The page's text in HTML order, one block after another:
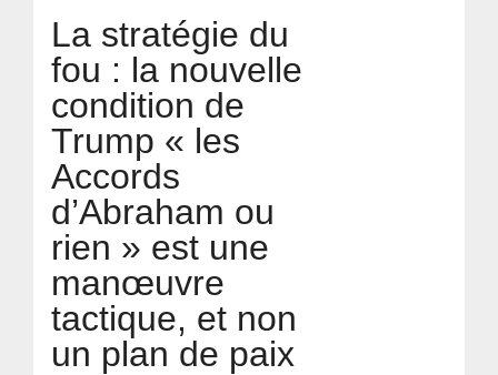
La stratégie du
fou : la nouvelle
condition de
Trump « les
Accords
d’Abraham ou
rien » est une
manœuvre
tactique, et non
un plan de paix